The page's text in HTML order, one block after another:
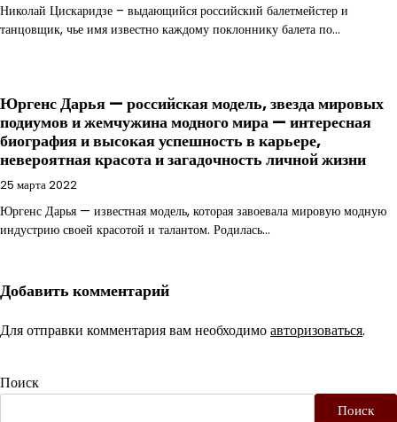
Николай Цискаридзе – выдающийся российский балетмейстер и
танцовщик, чье имя известно каждому поклоннику балета по…
Юргенс Дарья — российская модель, звезда мировых
подиумов и жемчужина модного мира — интересная
биография и высокая успешность в карьере,
невероятная красота и загадочность личной жизни
25 марта 2022
Юргенс Дарья — известная модель, которая завоевала мировую модную
индустрию своей красотой и талантом. Родилась…
Добавить комментарий
Для отправки комментария вам необходимоавторизоваться.
Поиск
Поиск